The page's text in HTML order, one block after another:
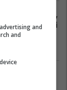
mbes në Serbi,
shkëmbimi
të
and
and